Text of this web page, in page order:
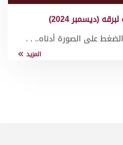
(ديسمبر 2024)
على الصورة أدناه.. . .
المزيد